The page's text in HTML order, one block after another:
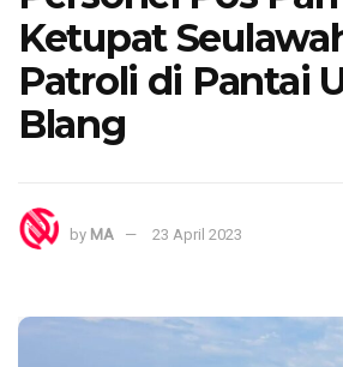
Ketupat
Patroli di Pantai
Blang
by MA 23 April 2023